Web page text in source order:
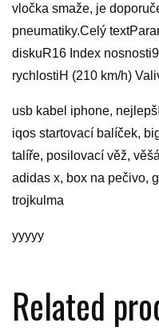
vločka smaže, je
pneumatiky.Celý
diskuR16 Index
rychlostiH (210 km/h)
usb kabel iphone,
iqos startovací balíček,
talíře, posilovací věž,
adidas x, box na pečivo,
trojkulma
yyyyy
Related